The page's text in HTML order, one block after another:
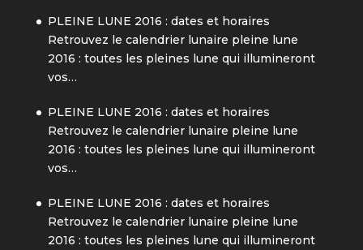
PLEINE LUNE 2016 : dates et horaires
Retrouvez le calendrier lunaire pleine lune
2016 : toutes les pleines lune qui illumineront
vos…
PLEINE LUNE 2016 : dates et horaires
Retrouvez le calendrier lunaire pleine lune
2016 : toutes les pleines lune qui illumineront
vos…
PLEINE LUNE 2016 : dates et horaires
Retrouvez le calendrier lunaire pleine lune
2016 : toutes les pleines lune qui illumineront